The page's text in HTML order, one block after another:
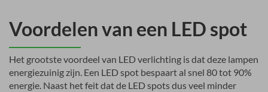
Voordelen van een LED spot
Het grootste voordeel van LED verlichting is dat deze lampen
energiezuinig zijn. Een LED spot bespaart al snel 80 tot 90%
energie. Naast het feit dat de LED spots dus veel minder